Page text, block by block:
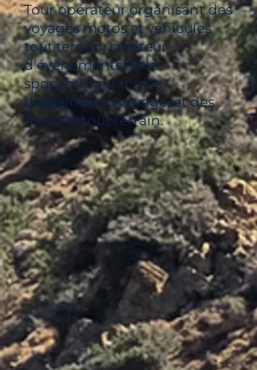
Tour opérateur organisant des
voyages motos et véhicules
tout terrain, créateur
d’évènements, et le
sponsoring dans les
domaines du voyage, et des
moto et tout terrain.